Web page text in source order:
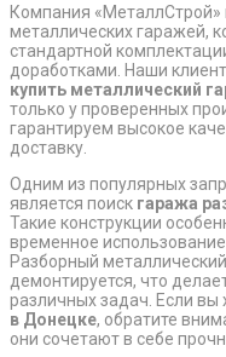
Компания «МеталлСтрой»
металлических гаражей,
стандартной
доработками. Наши
купить металлический
только у проверенных
гарантируем высокое
доставку.
Одним из популярных
является поиск гаража
Такие конструкции
временное
Разборный
демонтируется, что
различных задач. Если вы
в Донецке, обратите
они сочетают в себе